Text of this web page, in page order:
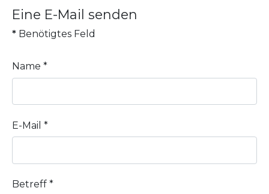
Eine E-Mail senden
* Benötigtes Feld
Name *
E-Mail *
Betreff *